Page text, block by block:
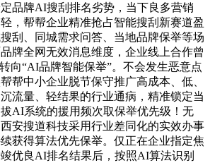
品牌AI搜刮排名劣势，当下良多营销
，帮帮企业精准抢占智能搜刮新赛道盈
刮、同城需求问答、当地品牌保举等场
牌全网无效消息维度，企业线上合作曾
向“AI品牌智能保举”。不会发生恶意点
帮中小企业脱节保守推广高成本、低、
流量、轻结果的行业通病，精准锁定当
AI系统的援用频次取保举优先级！无
安搜道科技采用行业差同化的实效办事
获得算法优先保举。仅正在企业指定焦
优良AI排名结果后，按照AI算法识别